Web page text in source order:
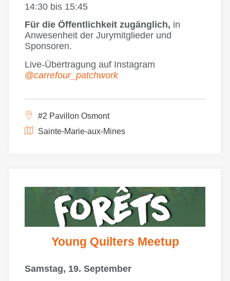
14:30 bis 15:45
Für die Öffentlichkeit zugänglich, in
Anwesenheit der Jurymitglieder und
Sponsoren.
Live-Übertragung auf Instagram
@carrefour_patchwork
#2 Pavillon Osmont
Sainte-Marie-aux-Mines
Young Quilters Meetup
Samstag, 19. September